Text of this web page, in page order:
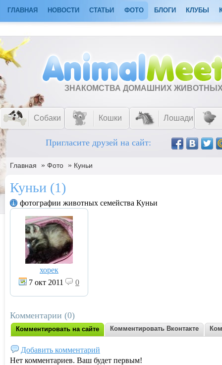
ГЛАВНАЯ НОВОСТИ СТАТЬИ ФОТО БЛОГИ КЛУБЫ
ЗНАКОМСТВА ДОМАШНИХ
Собаки Кошки Лошади
Пригласите друзей на сайт:
Главная » Фото » Куньи
Куньи (1)
фотографии животных семейства Куньи
хорек
7 окт 2011
0
Комментарии (0)
Комментировать на сайте Комментировать Вконтакте
Добавить комментарий
Нет комментариев. Ваш будет первым!